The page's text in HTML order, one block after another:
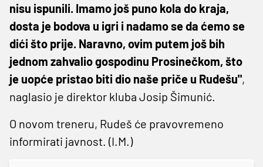
nisu ispunili. Imamo još puno kola do kraja,
dosta je bodova u igri i nadamo se da ćemo se
dići što prije. Naravno, ovim putem još bih
jednom zahvalio gospodinu Prosinečkom, što
je uopće pristao biti dio naše priče u Rudešu",
naglasio je direktor kluba Josip Šimunić.
O novom treneru, Rudeš će pravovremeno
informirati javnost. (I.M.)